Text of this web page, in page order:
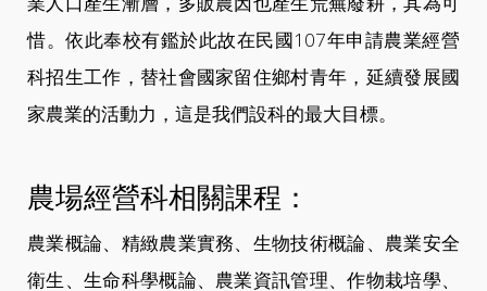
惜。依此奉校有鑑於此故在民國107年申請農業經營
科招生工作，替社會國家留住鄉村青年，延續發展國
家農業的活動力，這是我們設科的最大目標。
農場經營科相關課程：
農業概論、精緻農業實務、生物技術概論、農業安全
衛生、生命科學概論、農業資訊管理、作物栽培學、